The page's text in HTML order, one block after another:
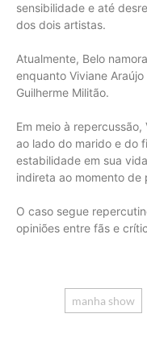
sensibilidade e até
dos dois artistas.
Atualmente, Belo
enquanto Viviane
Guilherme Militão.
Em meio à
ao lado do marido e do
estabilidade em sua
indireta ao momento de
O caso segue
opiniões entre fãs e
manha show